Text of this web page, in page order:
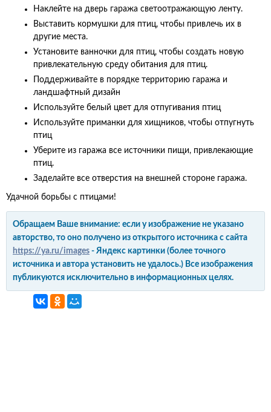
Наклейте на дверь гаража светоотражающую ленту.
Выставить кормушки для птиц, чтобы привлечь их в
другие места.
Установите ванночки для птиц, чтобы создать новую
привлекательную среду обитания для птиц.
Поддерживайте в порядке территорию гаража и
ландшафтный дизайн
Используйте белый цвет для отпугивания птиц
Используйте приманки для хищников, чтобы отпугнуть
птиц
Уберите из гаража все источники пищи, привлекающие
птиц.
Заделайте все отверстия на внешней стороне гаража.
Удачной борьбы с птицами!
Обращаем Ваше внимание: если у изображение не указано
авторство, то оно получено из открытого источника с сайта
https://ya.ru/images - Яндекс картинки (более точного
источника и автора установить не удалось.) Все изображения
публикуются исключительно в информационных целях.